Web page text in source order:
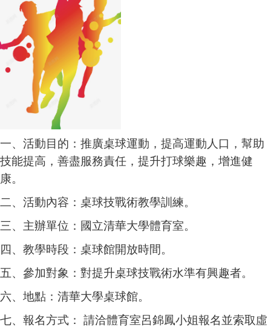
一、活動目的：推廣桌球運動，提高運動人口，幫助
技能提高，善盡服務責任，提升打球樂趣，增進健
康。
二、活動內容：桌球技戰術教學訓練。
三、主辦單位：國立清華大學體育室。
四、教學時段：桌球館開放時間。
五、參加對象：對提升桌球技戰術水準有興趣者。
六、地點：清華大學桌球館。
七、報名方式： 請洽體育室呂錦鳳小姐報名並索取虛